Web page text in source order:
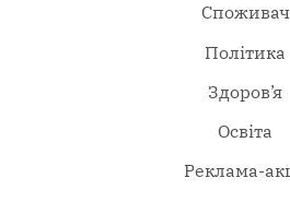
Споживач
Політика
Здоров’я
Освіта
Реклама-